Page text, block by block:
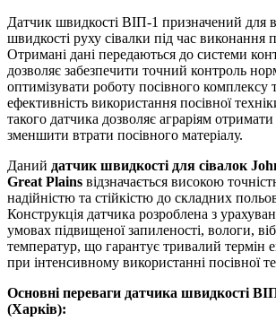
Датчик швидкості ВІП-1 призначений для
швидкості руху сівалки під час виконання
Отримані дані передаються до системи
дозволяє забезпечити точний контроль
оптимізувати роботу посівного комплексу
ефективність використання посівної
такого датчика дозволяє аграріям отримати
зменшити втрати посівного матеріалу.
Даний датчик швидкості для сівалок
Great Plains відзначається високою
надійністю та стійкістю до складних
Конструкція датчика розроблена з
умовах підвищеної запиленості, вологи,
температур, що гарантує тривалий термін
при інтенсивному використанні посівної
Основні переваги датчика швидкості
(Харків):